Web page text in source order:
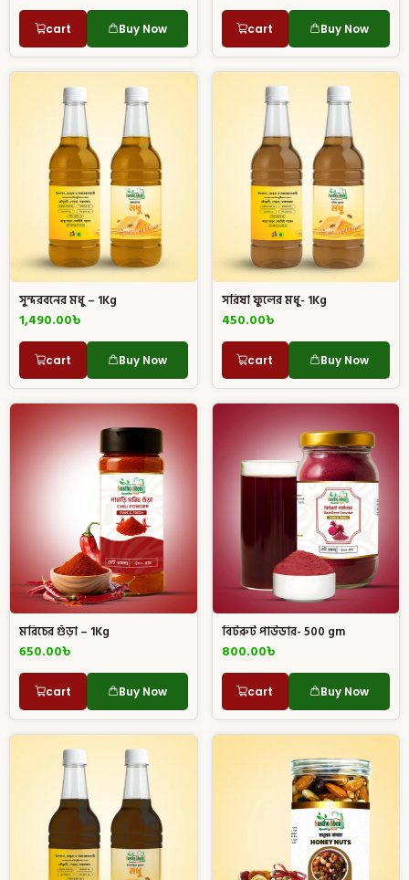
cart Buy Now cart Buy Now
সুন্দরবনের মধু – 1Kg
1,490.00৳
cart Buy Now
সরিষা ফুলের মধু- 1Kg
450.00৳
cart Buy Now
মরিচের গুঁড়া – 1Kg
650.00৳
cart Buy Now
বিটরুট পাউডার- 500 gm
800.00৳
cart Buy Now